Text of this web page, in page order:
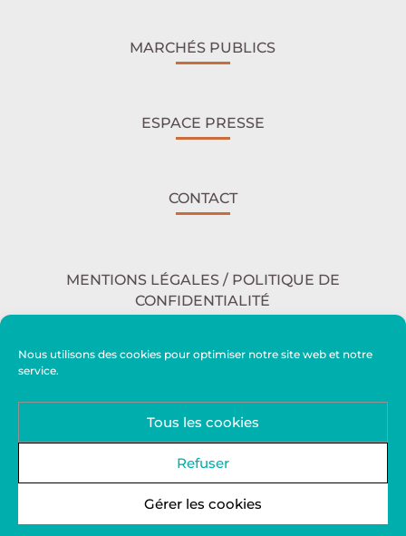
Nous utilisons des cookies pour optimiser notre site web et notre
service.
Tous les cookies
Refuser
Gérer les cookies
MARCHÉS PUBLICS
ESPACE PRESSE
CONTACT
MENTIONS LÉGALES / POLITIQUE DE
CONFIDENTIALITÉ